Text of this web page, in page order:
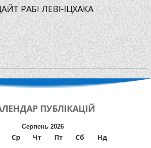
РАБІ ЛЕВІ-ІЦХАКА
ПУБЛІКАЦІЙ
Серпень 2026
Ср Чт Пт Сб
Нд